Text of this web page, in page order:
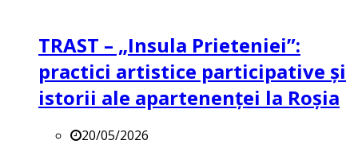
TRAST – „Insula Prieteniei”:
practici artistice participative și
istorii ale apartenenței la Roșia
20/05/2026